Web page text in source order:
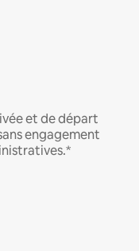
et de départ
engagement